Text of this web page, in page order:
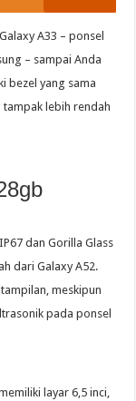
A33 – ponsel
– sampai Anda
bezel yang sama
tampak lebih rendah
dan Gorilla Glass
dari Galaxy A52.
meskipun
pada ponsel
layar 6,5 inci,